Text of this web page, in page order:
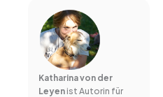
Katharina von der
Leyenist Autorin für